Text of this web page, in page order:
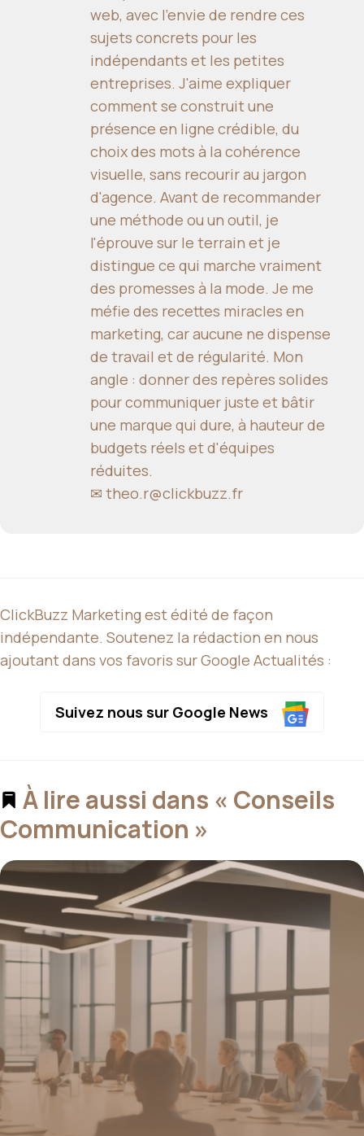
web, avec l'envie de rendre ces
sujets concrets pour les
indépendants et les petites
entreprises. J'aime expliquer
comment se construit une
présence en ligne crédible, du
choix des mots à la cohérence
visuelle, sans recourir au jargon
d'agence. Avant de recommander
une méthode ou un outil, je
l'éprouve sur le terrain et je
distingue ce qui marche vraiment
des promesses à la mode. Je me
méfie des recettes miracles en
marketing, car aucune ne dispense
de travail et de régularité. Mon
angle : donner des repères solides
pour communiquer juste et bâtir
une marque qui dure, à hauteur de
budgets réels et d'équipes
réduites.
✉ theo.r@clickbuzz.fr
ClickBuzz Marketing est édité de façon
indépendante. Soutenez la rédaction en nous
ajoutant dans vos favoris sur Google Actualités :
Suivez nous sur Google News
À lire aussi dans « Conseils
Communication »